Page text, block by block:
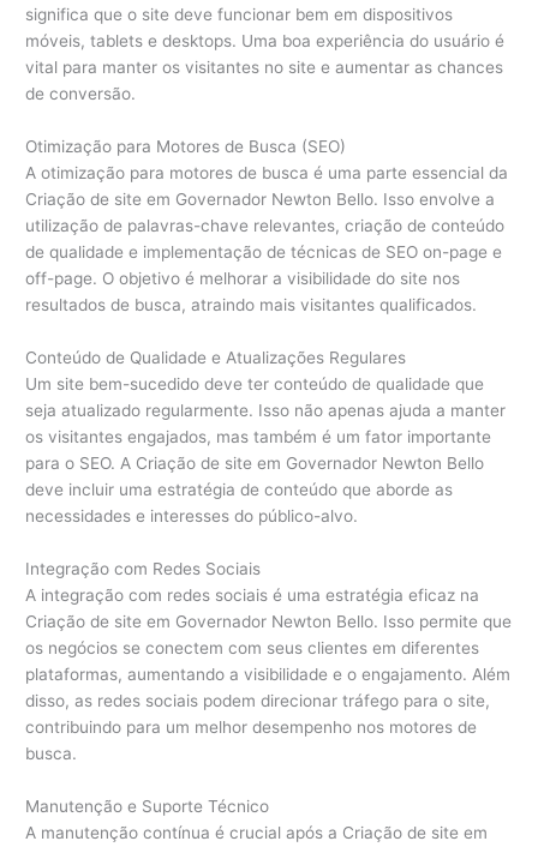
significa que o site deve funcionar bem em dispositivos
móveis, tablets e desktops. Uma boa experiência do usuário é
vital para manter os visitantes no site e aumentar as chances
de conversão.
Otimização para Motores de Busca (SEO)
A otimização para motores de busca é uma parte essencial da
Criação de site em Governador Newton Bello. Isso envolve a
utilização de palavras-chave relevantes, criação de conteúdo
de qualidade e implementação de técnicas de SEO on-page e
off-page. O objetivo é melhorar a visibilidade do site nos
resultados de busca, atraindo mais visitantes qualificados.
Conteúdo de Qualidade e Atualizações Regulares
Um site bem-sucedido deve ter conteúdo de qualidade que
seja atualizado regularmente. Isso não apenas ajuda a manter
os visitantes engajados, mas também é um fator importante
para o SEO. A Criação de site em Governador Newton Bello
deve incluir uma estratégia de conteúdo que aborde as
necessidades e interesses do público-alvo.
Integração com Redes Sociais
A integração com redes sociais é uma estratégia eficaz na
Criação de site em Governador Newton Bello. Isso permite que
os negócios se conectem com seus clientes em diferentes
plataformas, aumentando a visibilidade e o engajamento. Além
disso, as redes sociais podem direcionar tráfego para o site,
contribuindo para um melhor desempenho nos motores de
busca.
Manutenção e Suporte Técnico
A manutenção contínua é crucial após a Criação de site em